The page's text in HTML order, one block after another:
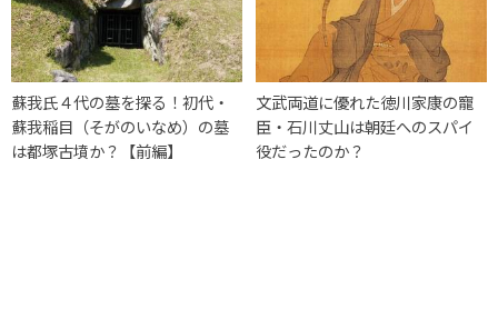
蘇我氏４代の墓を探る！初代・
蘇我稲目（そがのいなめ）の墓
は都塚古墳か？【前編】
文武両道に優れた徳川家康の寵
臣・石川丈山は朝廷へのスパイ
役だったのか？